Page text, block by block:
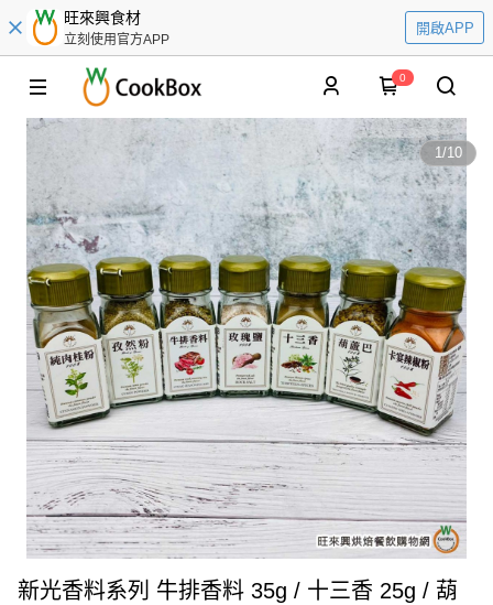
旺來興食材
立刻使用官方APP
開啟APP
0
1/10
新光香料系列 牛排香料 35g / 十三香 25g / 葫